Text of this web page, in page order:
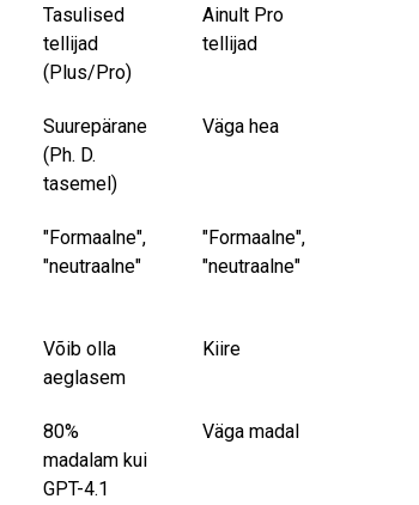
Tasulised
tellijad
(Plus/Pro)
Ainult Pro
tellijad
Suurepärane
(Ph. D.
tasemel)
Väga hea
"Formaalne",
"neutraalne"
"Formaalne",
"neutraalne"
Võib olla
aeglasem
Kiire
80%
madalam kui
GPT-4.1
Väga madal